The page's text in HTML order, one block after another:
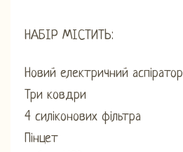
НАБІР МІСТИТЬ:
Новий електричний аспіратор
Три ковдри
4 силіконових фільтра
Пінцет